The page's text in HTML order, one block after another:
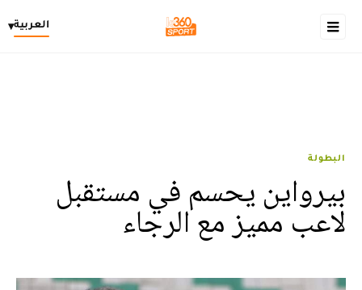
العربية▾
البطولة
بيرواين يحسم في مستقبل
لاعب مميز مع الرجاء